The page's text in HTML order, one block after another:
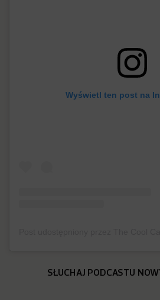
Wyświetl ten post na
SŁUCHAJ PODCASTU